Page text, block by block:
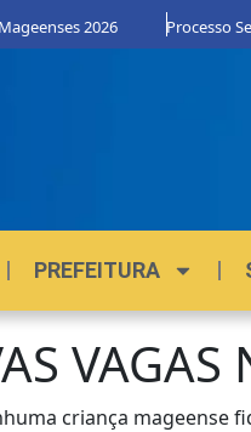
2026 Processo Seletivo
PREFEITURA
VAGAS
criança